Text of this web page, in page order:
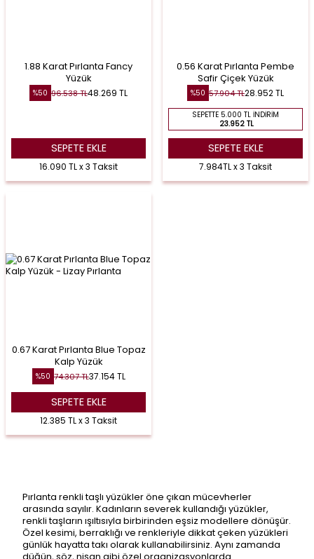
1.88 Karat Pırlanta Fancy
Yüzük
%50 96.538TL48.269 TL
SEPETE EKLE
16.090 TL x 3 Taksit
0.56 Karat Pırlanta Pembe
Safir Çiçek Yüzük
%50 57.904TL28.952TL
SEPETTE 5.000 TL İNDIRIM
23.952 TL
SEPETE EKLE
7.984TL x 3 Taksit
0.67 Karat Pırlanta Blue Topaz
Kalp Yüzük
%50 74.307TL37.154TL
SEPETE EKLE
12.385 TL x 3 Taksit
Pırlanta renkli taşlı yüzükler öne çıkan mücevherler
arasında sayılır. Kadınların severek kullandığı yüzükler,
renkli taşların ışıltısıyla birbirinden eşsiz modellere dönüşür.
Özel kesimi, berraklığı ve renkleriyle dikkat çeken yüzükleri
günlük hayatta takı olarak kullanabilirsiniz. Aynı zamanda